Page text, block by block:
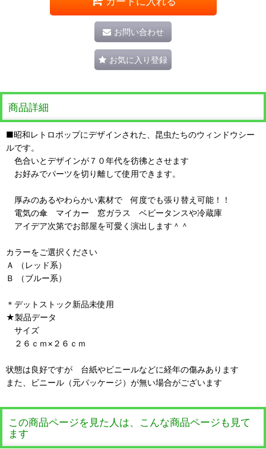
お問い合わせ
お気に入り登録
商品詳細
■昭和レトロポップにデザインされた、昆虫たちのウィンドウシー
ルです。
色合いとデザインが７０年代を彷彿とさせます
お好みでパーツを切り離して使用できます。
厚みのあるやわらかい素材で 何度でも張り替え可能！！
電気の傘 マイカー 窓ガラス ベビータンスや冷蔵庫
アイデア次第でお部屋を可愛く演出します＾＾
カラーをご選択ください
Ａ （レッド系）
Ｂ （ブルー系）
＊デットストック新品未使用
★製品データ
サイズ
２６ｃｍ×２６ｃｍ
状態は良好ですが 台紙やビニールなどに経年の傷みあります
また、ビニール（元パッケージ）が無い場合がございます
この商品ページを見た人は、こんな商品ページも見て
ます